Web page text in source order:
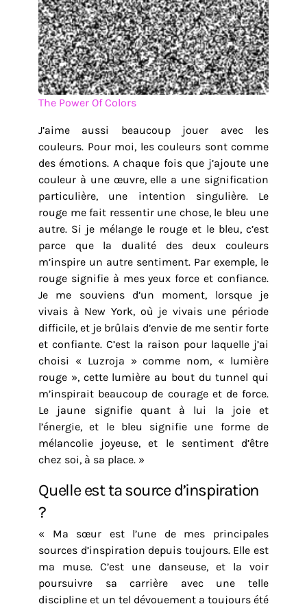
The Power Of Colors
J’aime aussi beaucoup jouer avec les
couleurs. Pour moi, les couleurs sont comme
des émotions. A chaque fois que j’ajoute une
couleur à une œuvre, elle a une signification
particulière, une intention singulière. Le
rouge me fait ressentir une chose, le bleu une
autre. Si je mélange le rouge et le bleu, c’est
parce que la dualité des deux couleurs
m’inspire un autre sentiment. Par exemple, le
rouge signifie à mes yeux force et confiance.
Je me souviens d’un moment, lorsque je
vivais à New York, où je vivais une période
difficile, et je brûlais d’envie de me sentir forte
et confiante. C’est la raison pour laquelle j’ai
choisi « Luzroja » comme nom, « lumière
rouge », cette lumière au bout du tunnel qui
m’inspirait beaucoup de courage et de force.
Le jaune signifie quant à lui la joie et
l’énergie, et le bleu signifie une forme de
mélancolie joyeuse, et le sentiment d’être
chez soi, à sa place. »
Quelle est ta source d’inspiration
?
« Ma sœur est l’une de mes principales
sources d’inspiration depuis toujours. Elle est
ma muse. C’est une danseuse, et la voir
poursuivre sa carrière avec une telle
discipline et un tel dévouement a toujours été